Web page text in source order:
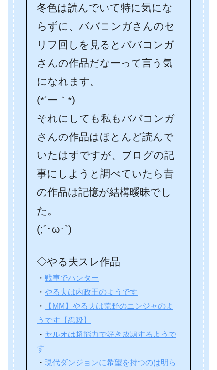
冬色は読んでいて特に気にな
らずに、ババコンガさんのセ
リフ回しを見るとババコンガ
さんの作品だなーって言う気
になれます。
(*´ー｀*)
それにしても私もババコンガ
さんの作品はほとんど読んで
いたはずですが、ブログの記
事にしようと調べていたら昔
の作品は記憶が結構曖昧でし
た。
(;´･ω･`)
◇やる夫スレ作品
・ 戦車でハンター
・ やる夫は内政王のようです
・
【MM】やる夫は荒野のニンジャのよ
うです【忍殺】
・ ヤルオは超能力で好き放題するようで
す
・ 現代ダンジョンに希望を持つのは明ら